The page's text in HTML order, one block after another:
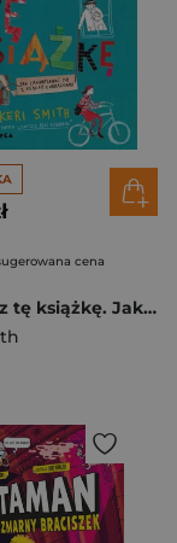
cena
Wykończ tę książkę. Jak zakumplować się z książką z obrazkami